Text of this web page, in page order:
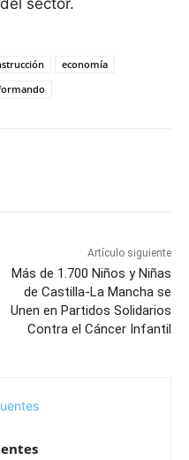
sector.
economía
Artículo siguiente
Más de 1.700 Niños y Niñas
de Castilla-La Mancha se
Unen en Partidos Solidarios
Contra el Cáncer Infantil